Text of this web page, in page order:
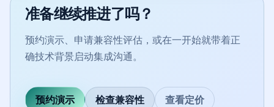
准备继续推进了吗？
预约演示、申请兼容性评估，或在一开始就带着正
确技术背景启动集成沟通。
预约演示 检查兼容性 查看定价